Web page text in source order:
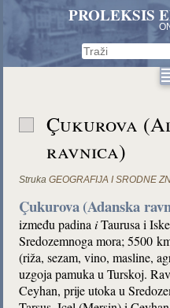
PROLEKSIS
Çukurova
ravnica)
Struka GEOGRAFIJA I SRODNE
Çukurova(Adanska
između padinaiTaurusa i
Sredozemnoga mora; 5500
(riža, sezam, vino, masline,
uzgoja pamuka u Turskoj.
Ceyhan, prije utoka u